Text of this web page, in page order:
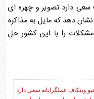
سعی دارد تصویر و چهره ای
نشان دهد که مایل به مذاکره
را با این کشور حل
ویتکاف عملگرایانه سعی دارد